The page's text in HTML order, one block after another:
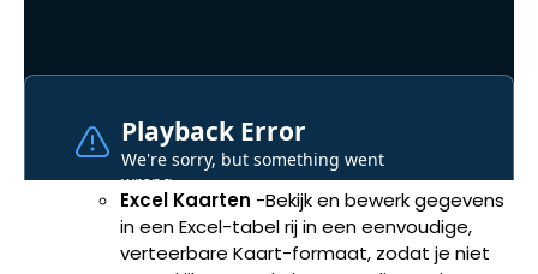
Excel Kaarten -Bekijk en bewerk gegevens
in een Excel-tabel rij in een eenvoudige,
verteerbare Kaart-formaat, zodat je niet